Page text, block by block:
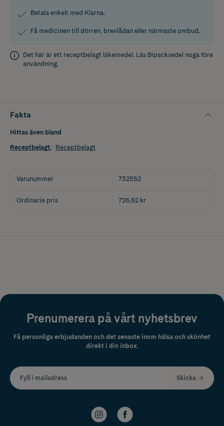
Betala enkelt med Klarna.
Få medicinen till dörren, brevlådan eller närmaste ombud.
Det här är ett receptbelagt läkemedel. Läs Bipacksedel noga före
användning.
Fakta
Hittas även bland
Receptbelagt: Receptbelagt
Varunummer 732552
Ordinarie pris 726,62 kr
Prenumerera på vårt nyhetsbrev
Få personliga erbjudanden och det senaste inom hälsa och skönhet
direkt i din inbox.
Fyll i mailadress Skicka